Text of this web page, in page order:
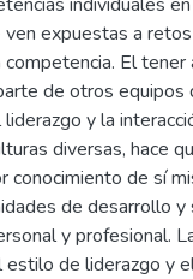
expuestas a
El tener
de otros equipos
y la
diversas, hace
conocimiento de sí
de desarrollo y
y profesional.
de liderazgo y